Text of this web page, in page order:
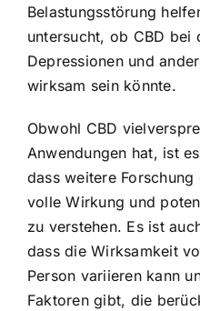
Belastungsstörung
untersucht, ob CBD bei
Depressionen und
wirksam sein könnte.
Obwohl CBD
Anwendungen hat, ist
dass weitere
volle Wirkung und
zu verstehen. Es ist
dass die Wirksamkeit
Person variieren kann
Faktoren gibt, die